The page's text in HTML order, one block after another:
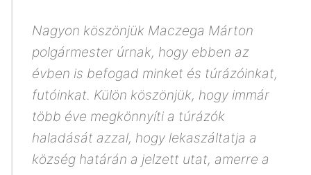
Nagyon köszönjük Maczega Márton
polgármester úrnak, hogy ebben az
évben is befogad minket és túrázóinkat,
futóinkat. Külön köszönjük, hogy immár
több éve megkönnyíti a túrázók
haladását azzal, hogy lekaszáltatja a
község határán a jelzett utat, amerre a